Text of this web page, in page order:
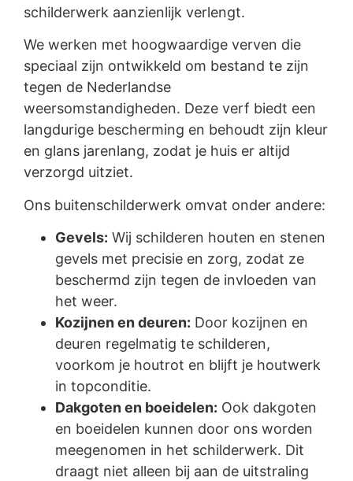
schilderwerk aanzienlijk verlengt.
We werken met hoogwaardige verven die
speciaal zijn ontwikkeld om bestand te zijn
tegen de Nederlandse
weersomstandigheden. Deze verf biedt een
langdurige bescherming en behoudt zijn kleur
en glans jarenlang, zodat je huis er altijd
verzorgd uitziet.
Ons buitenschilderwerk omvat onder andere:
Gevels: Wij schilderen houten en stenen
gevels met precisie en zorg, zodat ze
beschermd zijn tegen de invloeden van
het weer.
Kozijnen en deuren: Door kozijnen en
deuren regelmatig te schilderen,
voorkom je houtrot en blijft je houtwerk
in topconditie.
Dakgoten en boeidelen: Ook dakgoten
en boeidelen kunnen door ons worden
meegenomen in het schilderwerk. Dit
draagt niet alleen bij aan de uitstraling